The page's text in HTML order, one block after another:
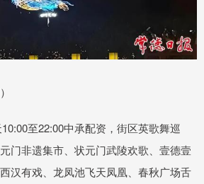
至22:00中承配资，街区英歌舞巡
门非遗集市、状元门武陵欢歌、壹德壹
汉有戏、龙凤池飞天凤凰、春秋广场舌